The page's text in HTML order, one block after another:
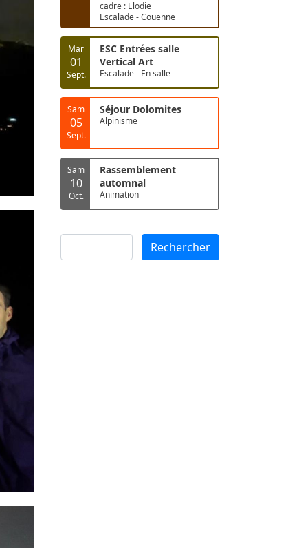
cadre : Elodie
Escalade - Couenne
Mar
01
Sept.
ESC Entrées salle
Vertical Art
Escalade - En salle
Sam
05
Sept.
Séjour Dolomites
Alpinisme
Sam
10
Oct.
Rassemblement
automnal
Animation
Rechercher Rechercher